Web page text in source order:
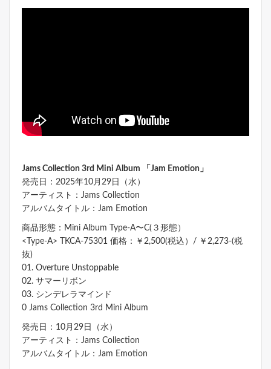
Jams Collection 3rd Mini Album 「Jam Emotion」
発売日：2025年10月29日（水）
アーティスト：Jams Collection
アルバムタイトル：Jam Emotion
商品形態：Mini Album Type-A〜C(３形態）
<Type-A> TKCA-75301 価格：￥2,500(税込）/ ￥2,273-(税
抜)
01. Overture Unstoppable
02. サマーリボン
03. シンデレラマインド
0 Jams Collection 3rd Mini Album
発売日：10月29日（水）
アーティスト：Jams Collection
アルバムタイトル：Jam Emotion